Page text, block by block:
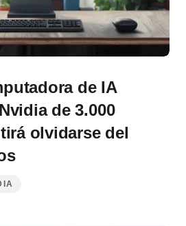
de IA
de 3.000
olvidarse del